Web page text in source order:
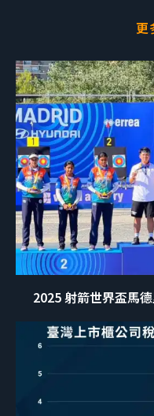
更
2025 射箭世界盃馬